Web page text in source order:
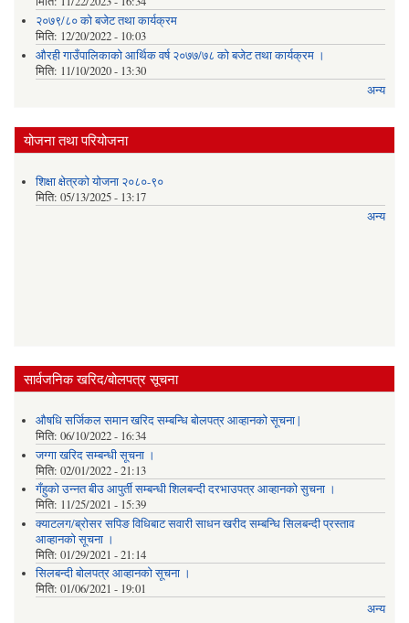
२०७९/८० को बजेट तथा कार्यक्रम
मिति: 12/20/2022 - 10:03
औरही गाउँपालिकाको आर्थिक वर्ष २०७७/७८ को बजेट तथा कार्यक्रम ।
मिति: 11/10/2020 - 13:30
अन्य
योजना तथा परियोजना
शिक्षा क्षेत्रको योजना २०८०-९०
मिति: 05/13/2025 - 13:17
अन्य
सार्वजनिक खरिद/बोलपत्र सूचना
औषधि सर्जिकल समान खरिद सम्बन्धि बोलपत्र आव्हानको सूचना |
मिति: 06/10/2022 - 16:34
जग्गा खरिद सम्बन्धी सूचना ।
मिति: 02/01/2022 - 21:13
गँहुकाे उन्नत बीउ आपुर्ती सम्बन्धी शिलबन्दी दरभाउपत्र आव्हानकाे सुचना ।
मिति: 11/25/2021 - 15:39
क्याटलग/ब्रोसर सपिङ विधिबाट सवारी साधन खरीद सम्बन्धि सिलबन्दी प्रस्ताव
आव्हानको सूचना ।
मिति: 01/29/2021 - 21:14
सिलबन्दी बोलपत्र आव्हानको सूचना ।
मिति: 01/06/2021 - 19:01
अन्य